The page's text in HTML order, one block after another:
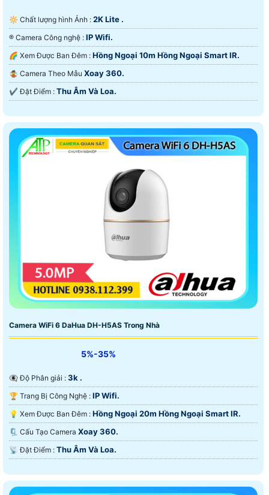
Camera wifi Chính Hãng C1C-B
🔆 Với ưu điểm hình ảnh sắt nét giá rẻ camera wifi
hãng imou và hãng ezviz luôn là sản phẩm đáng tin
cậy trên thị trường việt nam vì giá chỉ 550.000 VNĐ đã
có camera wifi chất lượng full hd 1080p để sử dụng lâu
dài.
🔆 Chất lượng hình Ảnh : 2K Lite .
®️ Camera Công nghệ : IP Wifi.
🌈 Xem Được Ban Đêm : Hồng Ngoại 10m Hồng Ngoại Smart IR.
🤹 Camera Theo Mẫu Xoay 360.
️✔️ Đặt Điểm : Thu Âm Và Loa.
Camera WiFi 6 DaHua DH-H5AS Trong Nhà
5%-35%
👁️‍🗨 Độ Phân giải : 3k .
🏆 Trang Bị Công Nghệ : IP Wifi.
💡 Xem Được Ban Đêm : Hồng Ngoại 20m Hồng Ngoại Smart IR.
🗜️ Cấu Tạo Camera Xoay 360.
️📡 Đặt Điểm : Thu Âm Và Loa.